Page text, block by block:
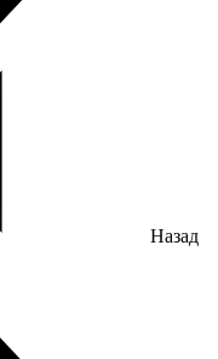
Назад